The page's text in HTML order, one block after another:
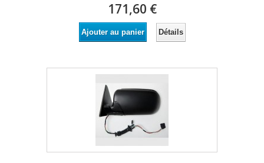
171,60 €
Ajouter au panier Détails